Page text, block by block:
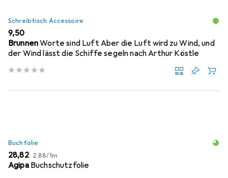
Schreibtisch Accessoire
EUR
9,50
BrunnenWorte sind Luft Aber die Luft wird zu Wind, und
der Wind lässt die Schiffe segeln nach Arthur Köstle
Buchfolie
EUR
28,82 EUR
2,88/1m
Agipa Buchschutzfolie